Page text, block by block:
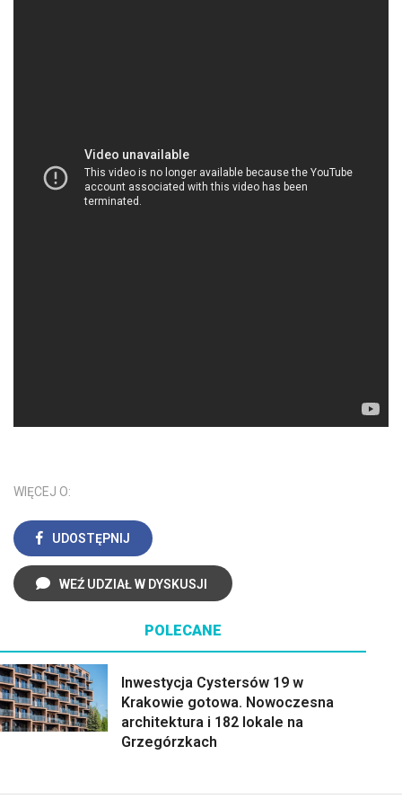
WIĘCEJ O:
UDOSTĘPNIJ
WEŹ UDZIAŁ W DYSKUSJI
POLECANE
Inwestycja Cystersów 19 w
Krakowie gotowa. Nowoczesna
architektura i 182 lokale na
Grzegórzkach